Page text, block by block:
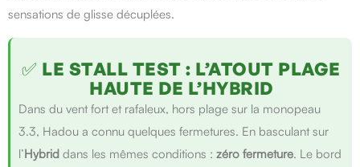
sensations de glisse décuplées.
✅ LE STALL TEST : L’ATOUT PLAGE
HAUTE DE L’HYBRID
Dans du vent fort et rafaleux, hors plage sur la monopeau
3.3, Hadou a connu quelques fermetures. En basculant sur
l’Hybrid dans les mêmes conditions : zéro fermeture. Le bord